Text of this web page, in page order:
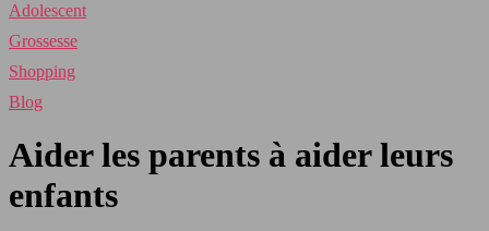
Adolescent
Grossesse
Shopping
Blog
Aider les parents à aider leurs
enfants